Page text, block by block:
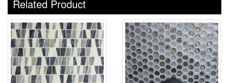
Related Product